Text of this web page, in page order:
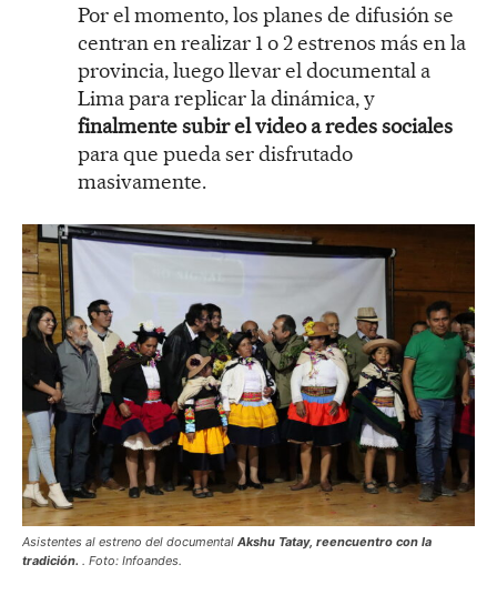
Por el momento, los planes de difusión se
centran en realizar 1 o 2 estrenos más en la
provincia, luego llevar el documental a
Lima para replicar la dinámica, y
finalmente subir el video a redes sociales
para que pueda ser disfrutado
masivamente.
Asistentes al estreno del documental Akshu Tatay, reencuentro con la
tradición. . Foto: Infoandes.